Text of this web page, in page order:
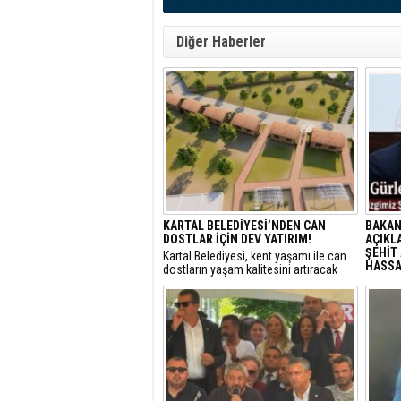
Diğer Haberler
KARTAL BELEDİYESİ’NDEN CAN
DOSTLAR İÇİN DEV YATIRIM!
Kartal Belediyesi, kent yaşamı ile can
dostların yaşam kalitesini artıracak
vizyoner projelerine bir yenisini ekliyor.
ŞEHİT
Adalet